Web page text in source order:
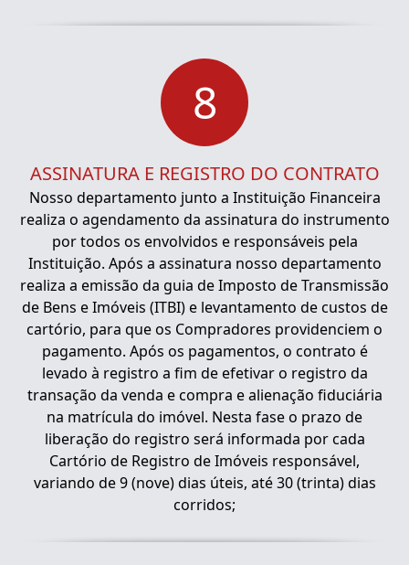
8
ASSINATURA E REGISTRO DO CONTRATO
Nosso departamento junto a Instituição Financeira
realiza o agendamento da assinatura do instrumento
por todos os envolvidos e responsáveis pela
Instituição. Após a assinatura nosso departamento
realiza a emissão da guia de Imposto de Transmissão
de Bens e Imóveis (ITBI) e levantamento de custos de
cartório, para que os Compradores providenciem o
pagamento. Após os pagamentos, o contrato é
levado à registro a fim de efetivar o registro da
transação da venda e compra e alienação fiduciária
na matrícula do imóvel. Nesta fase o prazo de
liberação do registro será informada por cada
Cartório de Registro de Imóveis responsável,
variando de 9 (nove) dias úteis, até 30 (trinta) dias
corridos;